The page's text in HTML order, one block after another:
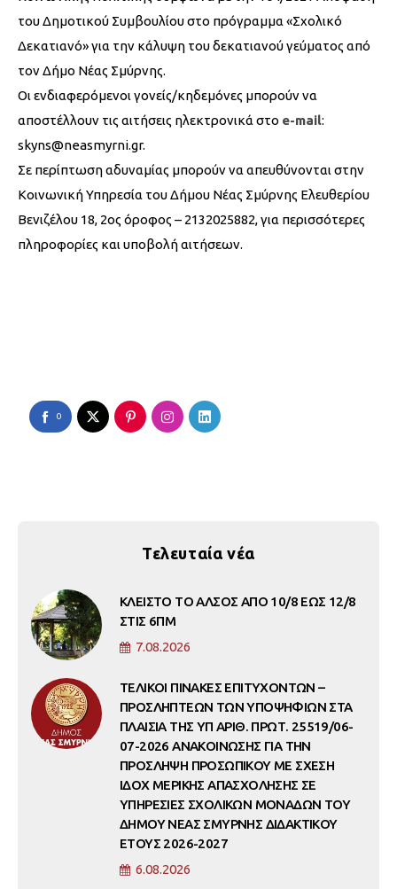
του Δημοτικού Συμβουλίου στο πρόγραμμα «Σχολικό
Δεκατιανό» για την κάλυψη του δεκατιανού γεύματος από
τον Δήμο Νέας Σμύρνης.
Οι ενδιαφερόμενοι γονείς/κηδεμόνες μπορούν να
αποστέλλουν τις αιτήσεις ηλεκτρονικά στο e-mail:
skyns@neasmyrni.gr.
Σε περίπτωση αδυναμίας μπορούν να απευθύνονται στην
Κοινωνική Υπηρεσία του Δήμου Νέας Σμύρνης Ελευθερίου
Βενιζέλου 18, 2ος όροφος – 2132025882, για περισσότερες
πληροφορίες και υποβολή αιτήσεων.
0
Τελευταία νέα
ΚΛΕΙΣΤΟ ΤΟ ΑΛΣΟΣ ΑΠΟ 10/8 ΕΩΣ 12/8
ΣΤΙΣ 6ΠΜ
7.08.2026
ΤΕΛΙΚΟΙ ΠΙΝΑΚΕΣ ΕΠΙΤΥΧΟΝΤΩΝ –
ΠΡΟΣΛΗΠΤΕΩΝ ΤΩΝ ΥΠΟΨΗΦΙΩΝ ΣΤΑ
ΠΛΑΙΣΙΑ ΤΗΣ ΥΠ ΑΡΙΘ. ΠΡΩΤ. 25519/06-
07-2026 ΑΝΑΚΟΙΝΩΣΗΣ ΓΙΑ ΤΗΝ
ΠΡΟΣΛΗΨΗ ΠΡΟΣΩΠΙΚΟΥ ΜΕ ΣΧΕΣΗ
ΙΔΟΧ ΜΕΡΙΚΗΣ ΑΠΑΣΧΟΛΗΣΗΣ ΣΕ
ΥΠΗΡΕΣΙΕΣ ΣΧΟΛΙΚΩΝ ΜΟΝΑΔΩΝ ΤΟΥ
ΔΗΜΟΥ ΝΕΑΣ ΣΜΥΡΝΗΣ ΔΙΔΑΚΤΙΚΟΥ
ΕΤΟΥΣ 2026-2027
6.08.2026